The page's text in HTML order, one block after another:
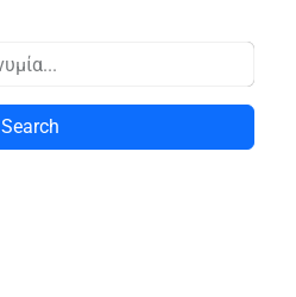
Search